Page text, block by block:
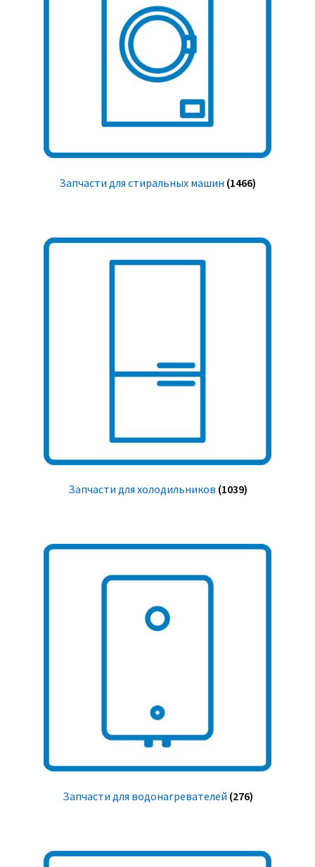
Запчасти для стиральных машин (1466)
Запчасти для холодильников (1039)
Запчасти для водонагревателей (276)